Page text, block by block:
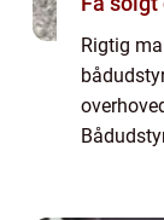
Rigtig